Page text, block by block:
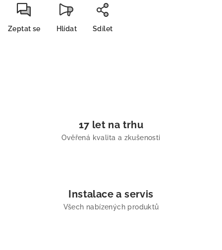
Zeptat se Hlídat Sdílet
17 let na trhu
Ověřená kvalita a zkušenosti
Instalace a servis
Všech nabízených produktů